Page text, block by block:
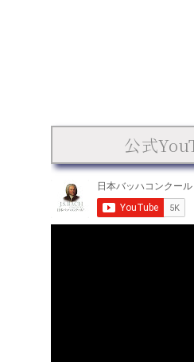
公式